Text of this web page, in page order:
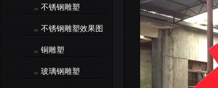
不锈钢雕塑
不锈钢雕塑效果图
铜雕塑
玻璃钢雕塑